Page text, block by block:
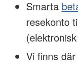
Smarta
resekonto
Vi finns